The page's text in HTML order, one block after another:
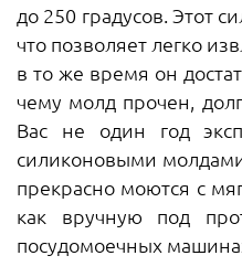
до 250 градусов. Этот
что позволяет легко
в то же время он
чему молд прочен,
Вас не один год
силиконовыми
прекрасно моются с
как вручную под
посудомоечных